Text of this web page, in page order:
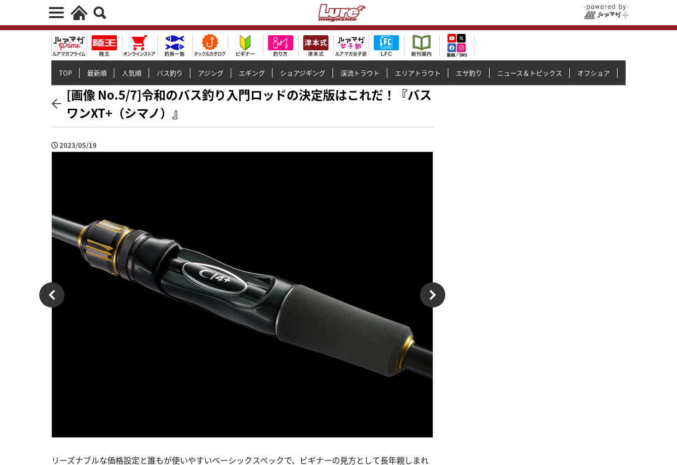
TOP 最新順 人気順 バス釣り アジング エギング ショアジギング 渓流トラウト エリアトラウト エサ釣り ニュース＆トピックス オフショア
[画像 No.5/7]令和のバス釣り入門ロッドの決定版はこれだ！『バス
ワンXT+（シマノ）』
2023/05/19
リーズナブルな価格設定と誰もが使いやすいベーシックスペックで、ビギナーの見方として長年親しまれ